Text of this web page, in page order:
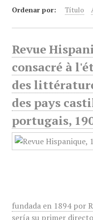
Ordenar por: Título
Revue
consacré à
des
des pays
portugais,
fundada en 1894 por
sería su primer